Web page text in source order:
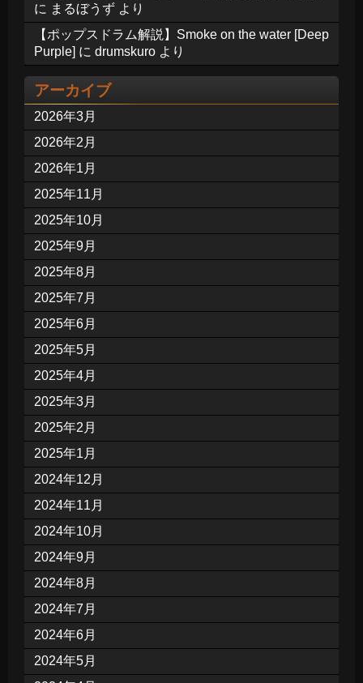
に まるぼうず より
【ポップスドラム解説】Smoke on the water [Deep
Purple] に drumskuro より
アーカイブ
2026年3月
2026年2月
2026年1月
2025年11月
2025年10月
2025年9月
2025年8月
2025年7月
2025年6月
2025年5月
2025年4月
2025年3月
2025年2月
2025年1月
2024年12月
2024年11月
2024年10月
2024年9月
2024年8月
2024年7月
2024年6月
2024年5月